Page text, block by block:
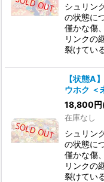
シュリン
の状態に
僅かな傷
リンクの
裂けてい
【状態A
ウホク ＜
18,800円
在庫なし
シュリン
の状態に
僅かな傷
リンクの
裂けてい